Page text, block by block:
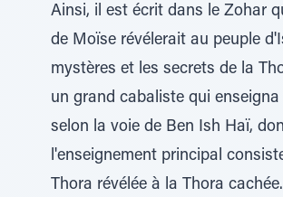
Ainsi, il est écrit dans le Zohar
de Moïse révélerait au peuple
mystères et les secrets de la
un grand cabaliste qui enseigna
selon la voie de Ben Ish Haï,
l'enseignement principal
Thora révélée à la Thora